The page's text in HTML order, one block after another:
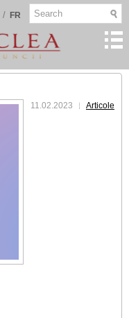
/ FR
11.02.2023 Articole